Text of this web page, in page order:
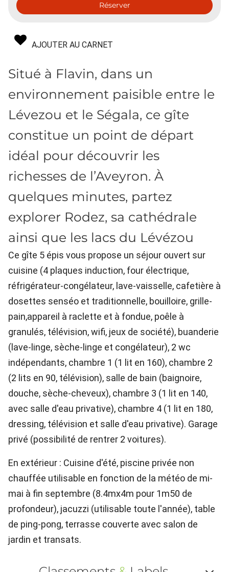
Réserver
AJOUTER AU CARNET
Situé à Flavin, dans un
environnement paisible entre le
Lévezou et le Ségala, ce gîte
constitue un point de départ
idéal pour découvrir les
richesses de l’Aveyron. À
quelques minutes, partez
explorer Rodez, sa cathédrale
ainsi que les lacs du Lévézou
Ce gîte 5 épis vous propose un séjour ouvert sur
cuisine (4 plaques induction, four électrique,
réfrigérateur-congélateur, lave-vaisselle, cafetière à
dosettes senséo et traditionnelle, bouilloire, grille-
pain,appareil à raclette et à fondue, poêle à
granulés, télévision, wifi, jeux de société), buanderie
(lave-linge, sèche-linge et congélateur), 2 wc
indépendants, chambre 1 (1 lit en 160), chambre 2
(2 lits en 90, télévision), salle de bain (baignoire,
douche, sèche-cheveux), chambre 3 (1 lit en 140,
avec salle d'eau privative), chambre 4 (1 lit en 180,
dressing, télévision et salle d'eau privative). Garage
privé (possibilité de rentrer 2 voitures).
En extérieur : Cuisine d'été, piscine privée non
chauffée utilisable en fonction de la météo de mi-
mai à fin septembre (8.4mx4m pour 1m50 de
profondeur), jacuzzi (utilisable toute l'année), table
de ping-pong, terrasse couverte avec salon de
jardin et transats.